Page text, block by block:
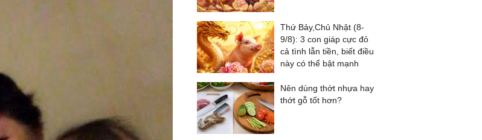
Thứ Bảy,Chủ Nhật (8-
9/8): 3 con giáp cực đỏ
cả tình lẫn tiền, biết điều
này có thể bật mạnh
Nên dùng thớt nhựa hay
thớt gỗ tốt hơn?